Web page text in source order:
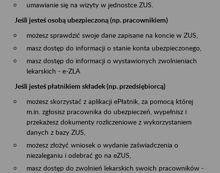
umawianie się na wizyty w jednostce ZUS.
Jeśli jesteś osobą ubezpieczoną (np. pracownikiem)
możesz sprawdzić swoje dane zapisane na koncie w ZUS,
masz dostęp do informacji o stanie konta ubezpieczonego,
masz dostęp do informacji o wystawionych zwolnieniach
lekarskich - e-ZLA
Jeśli jesteś płatnikiem składek (np. przedsiębiorcą)
możesz skorzystać z aplikacji ePłatnik, za pomocą której
m.in. zgłosisz pracownika do ubezpieczeń, wypełnisz i
przekażesz dokumenty rozliczeniowe z wykorzystaniem
danych z bazy ZUS,
możesz złożyć wniosek o wydanie zaświadczenia o
niezaleganiu i odebrać go na eZUS,
masz dostęp do zwolnień lekarskich swoich pracowników -